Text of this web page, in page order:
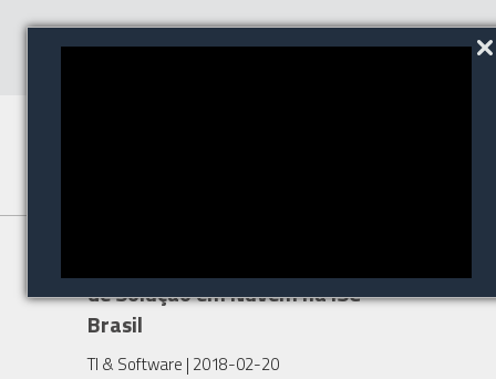
de Solução em Nuvem na ISC
Brasil
TI & Software | 2018-02-20